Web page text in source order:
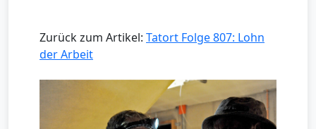
Zurück zum Artikel: Tatort Folge 807: Lohn
der Arbeit